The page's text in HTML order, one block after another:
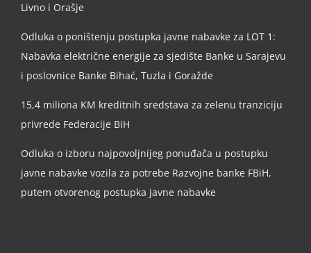
Livno i Orašje
Odluka o poništenju postupka javne nabavke za LOT 1:
Nabavka električne energije za sjedište Banke u Sarajevu
i poslovnice Banke Bihać, Tuzla i Goražde
15,4 miliona KM kreditnih sredstava za zelenu tranziciju
privrede Federacije BiH
Odluka o izboru najpovoljnijeg ponuđača u postupku
javne nabavke vozila za potrebe Razvojne banke FBiH,
putem otvorenog postupka javne nabavke